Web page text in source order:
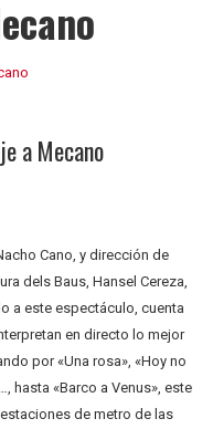
a Mecano
Cano, y dirección de
dels Baus, Hansel Cereza,
a este espectáculo, cuenta
en directo lo mejor
por «Una rosa», «Hoy no
hasta «Barco a Venus», este
de metro de las